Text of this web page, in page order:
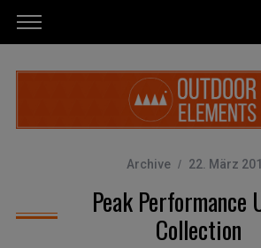
Archive 22. März
Peak Performance
Collection